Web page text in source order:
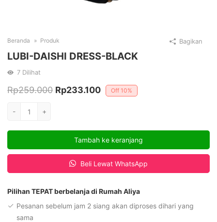
Beranda Produk
LUBI-DAISHI DRESS-BLACK
7 Dilihat
Rp259.000 Harga
Rp233.100Harga
Rp233.100.
Off 10%
-
DAISHI
BLACK
+
Tambah ke keranjang
Beli Lewat WhatsApp
Pilihan TEPAT berbelanja di Rumah Aliya
Pesanan sebelum jam 2 siang akan diproses dihari yang
sama
Bagikan